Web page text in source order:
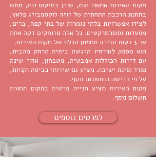
מקום האירוח אמאנו הום, שוכן במיקום נוח, ממש
בתחנת הרכבת התחתית של רוזה לוקסמבורג פלאץ,
לצידו אפשרויות בלתי נגמרות של בתי קפה, ברים,
מסעדות וסופרמרקטים. כל אלה מרוחקים דקה אחת
עד 3 דקות הליכה ממפתן הדלת של מקום האירוח.
הוא מספק לאורחיו הרגשה ביתית הרחק מהבית,
עם דירות הכוללות אמבטיה, מטבחון, אזור שינה
נפרד ופינת ישיבה. מציע גם שירותי כביסה וקניות,
על פי דרישה ובתשלום נוסף.
מקום האירוח מציע חנייה פרטית במקום תמורת
תשלום נוסף.
לפרטים נוספים